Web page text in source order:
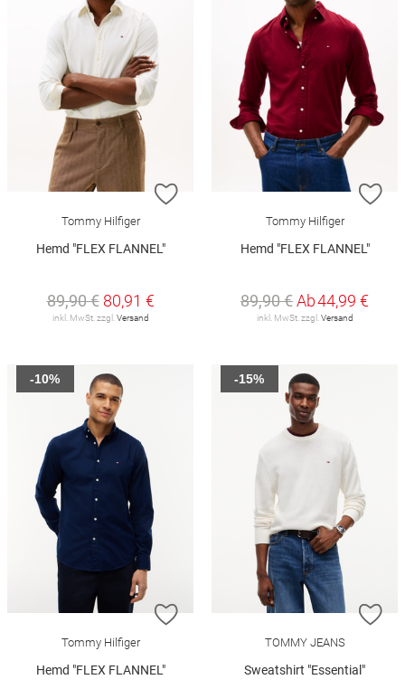
ZUR WUNSCHLISTE HINZUFÜGEN
Tommy Hilfiger
Hemd "FLEX FLANNEL"
89,90 € 80,91 €
inkl. MwSt. zzgl. Versand
Tommy Hilfiger
Hemd "FLEX FLANNEL"
89,90 €Ab44,99 €
inkl. MwSt. zzgl. Versand
ZUR WUNSCHLISTE HINZUFÜGEN
Tommy Hilfiger
Hemd "FLEX FLANNEL"
-10%
TOMMY JEANS
Sweatshirt "Essential"
-15%